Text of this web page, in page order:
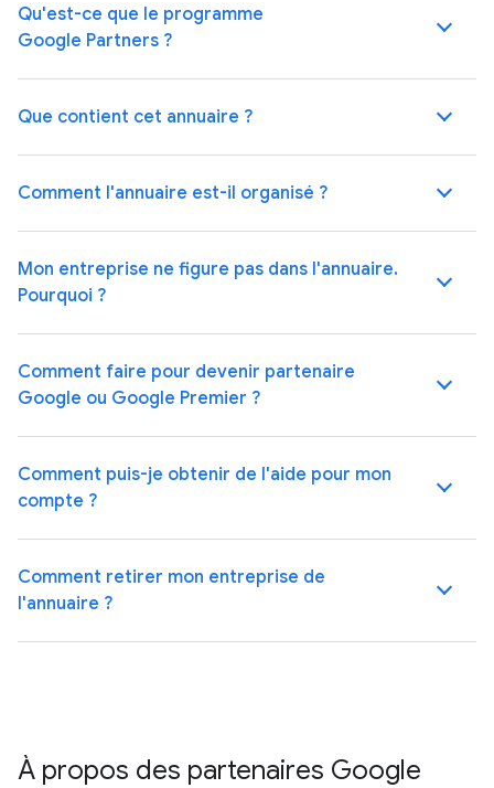
Qu'est-ce que le programme
Google Partners ?
Que contient cet annuaire ?
Comment l'annuaire est-il organisé ?
Mon entreprise ne figure pas dans l'annuaire.
Pourquoi ?
Comment faire pour devenir partenaire
Google ou Google Premier ?
Comment puis-je obtenir de l'aide pour mon
compte ?
Comment retirer mon entreprise de
l'annuaire ?
À propos des partenaires Google